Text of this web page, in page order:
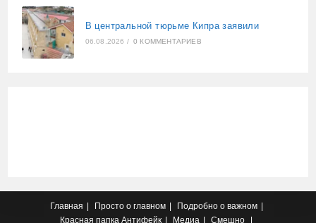
В центральной тюрьме Кипра заявили
06.08.2026 / 0 КОММЕНТАРИЕВ
Главная Просто о главном
Подробно о важном
Красная папка Антифейк Медиа Смешно